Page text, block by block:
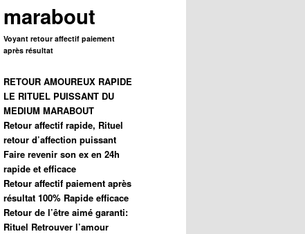
marabout
Voyant retour affectif paiement
après résultat
RETOUR AMOUREUX RAPIDE
LE RITUEL PUISSANT DU
MEDIUM MARABOUT
Retour affectif rapide, Rituel
retour d’affection puissant
Faire revenir son ex en 24h
rapide et efficace
Retour affectif paiement après
résultat 100% Rapide efficace
Retour de l’être aimé garanti:
Rituel Retrouver l’amour